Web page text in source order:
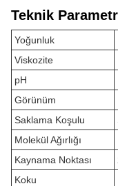
Teknik
Yoğunluk
Viskozite
pH
Görünüm
Saklama Koşulu
Molekül Ağırlığı
Kaynama Noktası
Koku